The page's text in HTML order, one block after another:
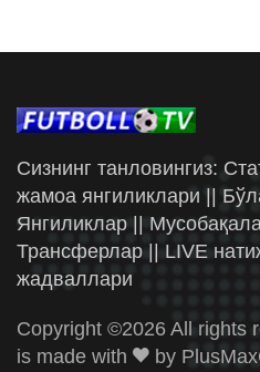
Сизнинг танловингиз:
жамоа янгиликлари ||
Янгиликлар ||
Трансферлар || LIVE
жадваллари
Copyright ©2026 All rights
is made with
by